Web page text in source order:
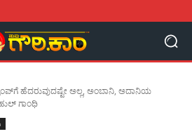
ಹೆದರುವುದಷ್ಟೇ ಅಲ್ಲ, ಅಂಬಾನಿ, ಅದಾನಿಯ
ಗಾಂಧಿ